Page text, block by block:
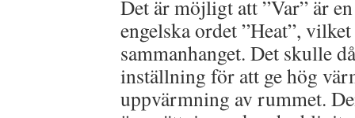
Det är möjligt att ”Var” är
engelska ordet ”Heat”,
sammanhanget. Det skulle
inställning för att ge hög
uppvärmning av rummet.